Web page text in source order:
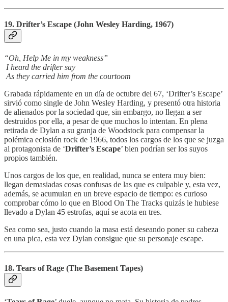
19. Drifter’s Escape (John Wesley Harding, 1967)
“Oh, Help Me in my weakness”
I heard the drifter say
As they carried him from the courtoom
Grabada rápidamente en un día de octubre del 67, ‘Drifter’s Escape’
sirvió como single de John Wesley Harding, y presentó otra historia
de alienados por la sociedad que, sin embargo, no llegan a ser
destruidos por ella, a pesar de que muchos lo intentan. En plena
retirada de Dylan a su granja de Woodstock para compensar la
polémica eclosión rock de 1966, todos los cargos de los que se juzga
al protagonista de ‘Drifter’s Escape’ bien podrían ser los suyos
propios también.
Unos cargos de los que, en realidad, nunca se entera muy bien:
llegan demasiadas cosas confusas de las que es culpable y, esta vez,
además, se acumulan en un breve espacio de tiempo: es curioso
comprobar cómo lo que en Blood On The Tracks quizás le hubiese
llevado a Dylan 45 estrofas, aquí se acota en tres.
Sea como sea, justo cuando la masa está deseando poner su cabeza
en una pica, esta vez Dylan consigue que su personaje escape.
18. Tears of Rage (The Basement Tapes)